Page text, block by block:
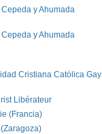
y Ahumada
y Ahumada
Cristiana Católica Gay
Libérateur
(Francia)